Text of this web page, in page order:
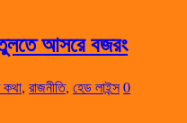
তুলতে আসরে বজরং
, রাজনীতি, হেড লাইন্স0